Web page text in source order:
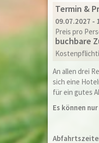
Termin &
09.07.2027 -
Preis pro
buchbare
An allen drei
sich eine
für ein gutes
Es können